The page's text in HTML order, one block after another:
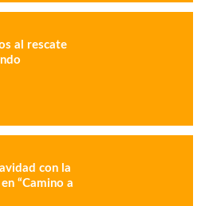
al rescate
con la
“Camino a